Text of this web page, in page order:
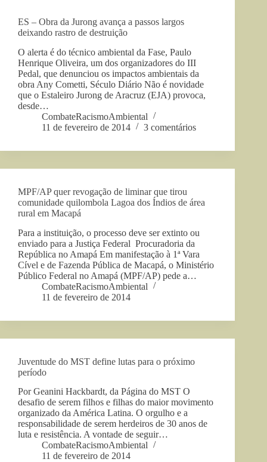
ES – Obra da Jurong avança a passos largos
deixando rastro de destruição
O alerta é do técnico ambiental da Fase, Paulo
Henrique Oliveira, um dos organizadores do III
Pedal, que denunciou os impactos ambientais da
obra Any Cometti, Século Diário Não é novidade
que o Estaleiro Jurong de Aracruz (EJA) provoca,
desde…
CombateRacismoAmbiental
11 de fevereiro de 2014
3 comentários
MPF/AP quer revogação de liminar que tirou
comunidade quilombola Lagoa dos Índios de área
rural em Macapá
Para a instituição, o processo deve ser extinto ou
enviado para a Justiça Federal Procuradoria da
República no Amapá Em manifestação à 1ª Vara
Cível e de Fazenda Pública de Macapá, o Ministério
Público Federal no Amapá (MPF/AP) pede a…
CombateRacismoAmbiental
11 de fevereiro de 2014
Juventude do MST define lutas para o próximo
período
Por Geanini Hackbardt, da Página do MST O
desafio de serem filhos e filhas do maior movimento
organizado da América Latina. O orgulho e a
responsabilidade de serem herdeiros de 30 anos de
luta e resistência. A vontade de seguir…
CombateRacismoAmbiental
11 de fevereiro de 2014